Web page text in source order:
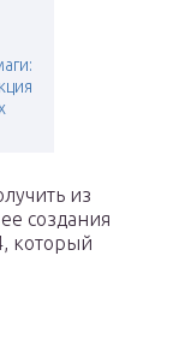
из
создания
который